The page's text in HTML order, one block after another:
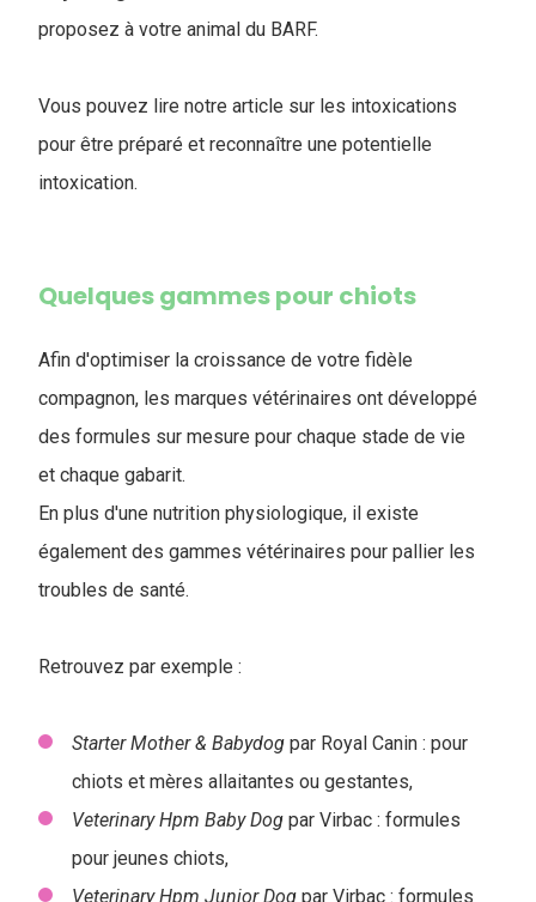
proposez à votre animal du BARF.
Vous pouvez lire notre article sur les intoxications
pour être préparé et reconnaître une potentielle
intoxication.
Quelques gammes pour chiots
Afin d'optimiser la croissance de votre fidèle
compagnon, les marques vétérinaires ont développé
des formules sur mesure pour chaque stade de vie
et chaque gabarit.
En plus d'une nutrition physiologique, il existe
également des gammes vétérinaires pour pallier les
troubles de santé.
Retrouvez par exemple :
Starter Mother & Babydog par Royal Canin : pour
chiots et mères allaitantes ou gestantes,
Veterinary Hpm Baby Dog par Virbac : formules
pour jeunes chiots,
Veterinary Hpm Junior Dog par Virbac : formules